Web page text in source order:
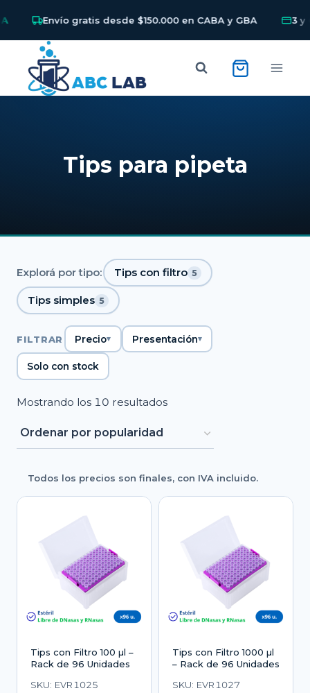
Envío gratis desde $150.000 en CABA y GBA 3 y 6
content
Tips para pipeta
Explorá por tipo: Tips con filtro 5
Tips simples 5
FILTRAR Precio Presentación
Solo con stock
Mostrando los 10 resultadosOrdenado
Todos los precios son finales, con IVA incluido.
Tips con Filtro 100 µl –
Rack de 96 Unidades
SKU: EVR1025
Tips con Filtro 1000 µl
– Rack de 96 Unidades
SKU: EVR1027